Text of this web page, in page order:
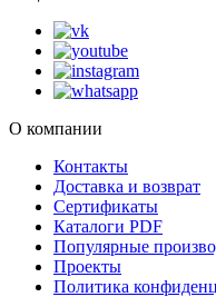
О компании
Контакты
Доставка и возврат
Сертификаты
Каталоги PDF
Популярные
Проекты
Политика